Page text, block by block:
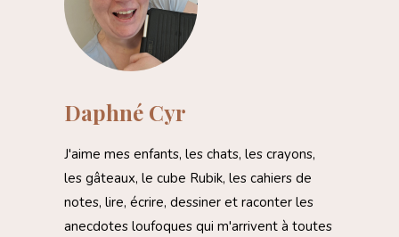
Daphné Cyr
J'aime mes enfants, les chats, les crayons,
les gâteaux, le cube Rubik, les cahiers de
notes, lire, écrire, dessiner et raconter les
anecdotes loufoques qui m'arrivent à toutes